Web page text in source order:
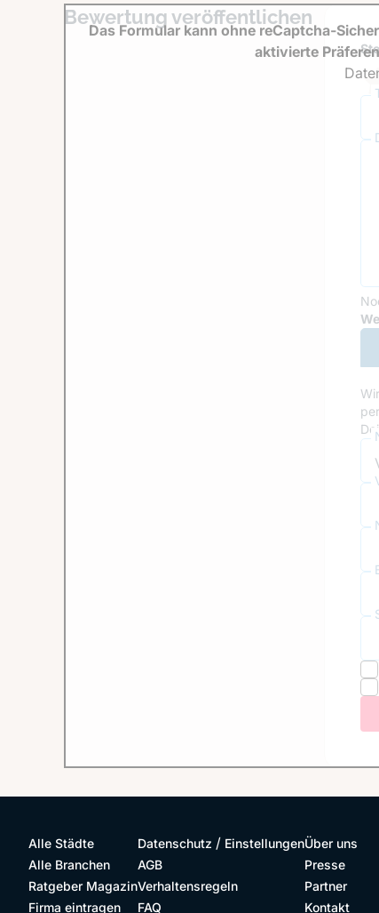
Bewertung veröffentlichen
Das Formular kann ohne reCaptcha-
aktivierte
Alle Städte
Alle Branchen
Ratgeber Magazin
Firma eintragen
Datenschutz / Einstellungen
AGB
Verhaltensregeln
FAQ
Über uns
Presse
Partner
Kontakt